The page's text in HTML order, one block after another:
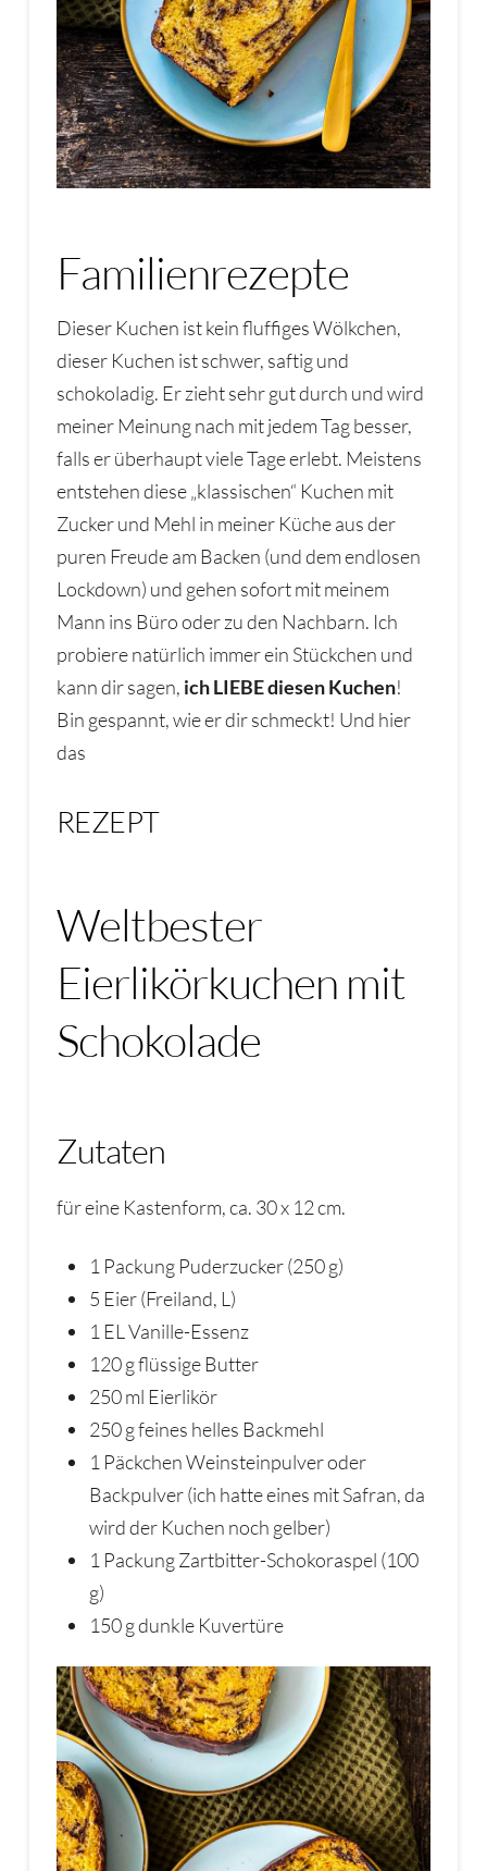
Familienrezepte
Dieser Kuchen ist kein fluffiges Wölkchen,
dieser Kuchen ist schwer, saftig und
schokoladig. Er zieht sehr gut durch und wird
meiner Meinung nach mit jedem Tag besser,
falls er überhaupt viele Tage erlebt. Meistens
entstehen diese „klassischen“ Kuchen mit
Zucker und Mehl in meiner Küche aus der
puren Freude am Backen (und dem endlosen
Lockdown) und gehen sofort mit meinem
Mann ins Büro oder zu den Nachbarn. Ich
probiere natürlich immer ein Stückchen und
kann dir sagen, ich LIEBE diesen Kuchen!
Bin gespannt, wie er dir schmeckt! Und hier
das
REZEPT
Weltbester
Eierlikörkuchen mit
Schokolade
Zutaten
für eine Kastenform, ca. 30 x 12 cm.
1 Packung Puderzucker (250 g)
5 Eier (Freiland, L)
1 EL Vanille-Essenz
120 g flüssige Butter
250 ml Eierlikör
250 g feines helles Backmehl
1 Päckchen Weinsteinpulver oder
Backpulver (ich hatte eines mit Safran, da
wird der Kuchen noch gelber)
1 Packung Zartbitter-Schokoraspel (100
g)
150 g dunkle Kuvertüre